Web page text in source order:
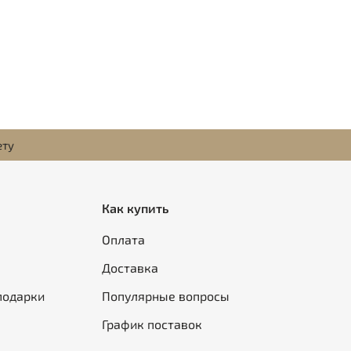
Как купить
Оплата
Доставка
Популярные вопросы
График поставок